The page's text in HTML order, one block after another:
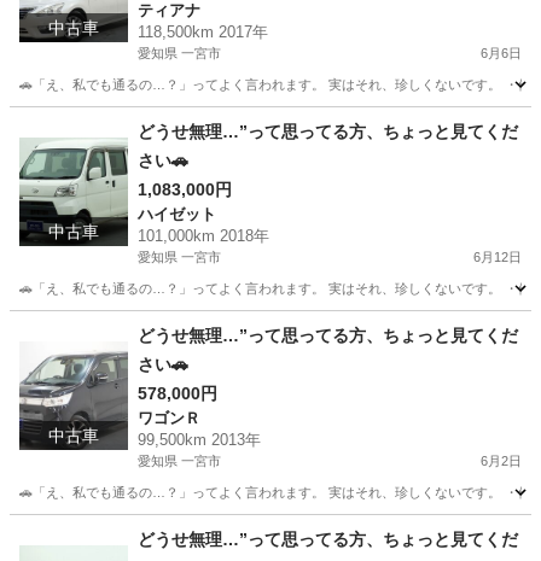
中古車
ティアナ
118,500km 2017年
愛知県 一宮市 6月6日
🚗「え、私でも通るの…？」ってよく言われます。 実はそれ、珍しくないです。 ・
ティアナ
中古車
どうせ無理…”って思ってる方、ちょっと見てくだ
さい🚗
1,083,000円
ハイゼット
101,000km 2018年
愛知県 一宮市 6月12日
🚗「え、私でも通るの…？」ってよく言われます。 実はそれ、珍しくないです。 ・
ハイゼット
中古車
どうせ無理…”って思ってる方、ちょっと見てくだ
さい🚗
578,000円
ワゴンＲ
99,500km 2013年
愛知県 一宮市 6月2日
🚗「え、私でも通るの…？」ってよく言われます。 実はそれ、珍しくないです。 ・
ワゴンＲ
どうせ無理…”って思ってる方、ちょっと見てくだ